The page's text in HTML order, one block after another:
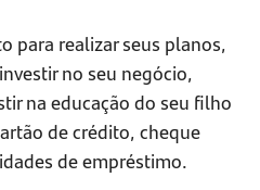
para realizar seus planos,
no seu negócio,
na educação do seu filho
de crédito, cheque
de empréstimo.